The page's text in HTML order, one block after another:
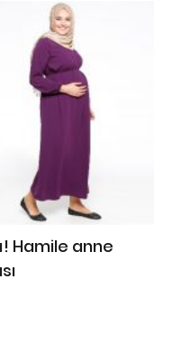
Hamile anne